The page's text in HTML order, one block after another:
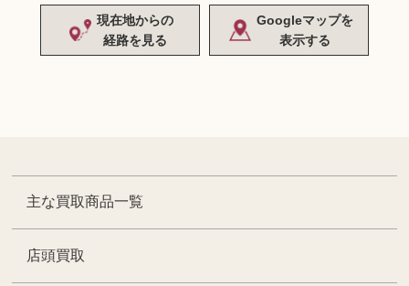
現在地からの
経路を見る
Googleマップを
表示する
主な買取商品一覧
店頭買取